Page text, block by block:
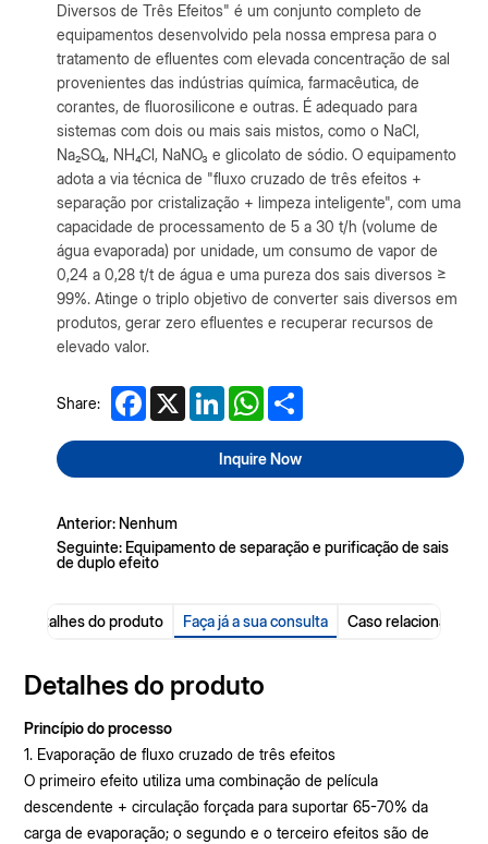
Diversos de Três Efeitos" é um conjunto completo de
equipamentos desenvolvido pela nossa empresa para o
tratamento de efluentes com elevada concentração de sal
provenientes das indústrias química, farmacêutica, de
corantes, de fluorosilicone e outras. É adequado para
sistemas com dois ou mais sais mistos, como o NaCl,
Na₂SO₄, NH₄Cl, NaNO₃ e glicolato de sódio. O equipamento
adota a via técnica de "fluxo cruzado de três efeitos +
separação por cristalização + limpeza inteligente", com uma
capacidade de processamento de 5 a 30 t/h (volume de
água evaporada) por unidade, um consumo de vapor de
0,24 a 0,28 t/t de água e uma pureza dos sais diversos ≥
99%. Atinge o triplo objetivo de converter sais diversos em
produtos, gerar zero efluentes e recuperar recursos de
elevado valor.
Share: Facebook
X LinkedInWhatsApp
Inquire Now
Anterior: Nenhum
Seguinte: Equipamento de separação e purificação de sais
de duplo efeito
Detalhes do produto Faça já a sua consulta Caso relacionado
Detalhes do produto
Princípio do processo
1. Evaporação de fluxo cruzado de três efeitos
O primeiro efeito utiliza uma combinação de película
descendente + circulação forçada para suportar 65-70% da
carga de evaporação; o segundo e o terceiro efeitos são de